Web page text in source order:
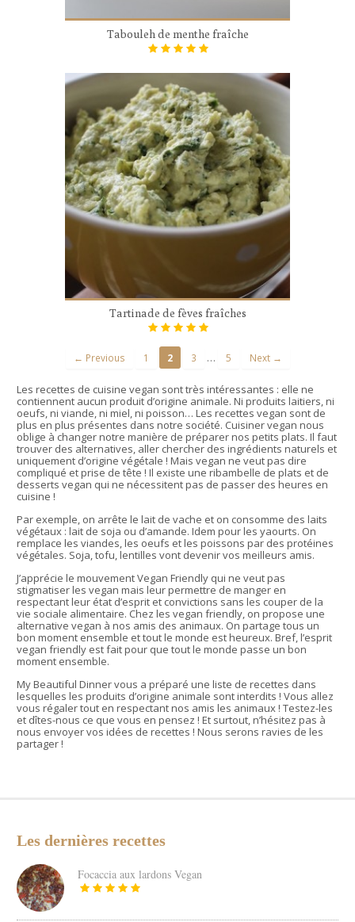
Tabouleh de menthe fraîche
Tartinade de fèves fraîches
← Previous 1 2 3 … 5 Next →
Les recettes de cuisine vegan sont très intéressantes : elle ne
contiennent aucun produit d’origine animale. Ni produits laitiers, ni
oeufs, ni viande, ni miel, ni poisson… Les recettes vegan sont de
plus en plus présentes dans notre société. Cuisiner vegan nous
oblige à changer notre manière de préparer nos petits plats. Il faut
trouver des alternatives, aller chercher des ingrédients naturels et
uniquement d’origine végétale ! Mais vegan ne veut pas dire
compliqué et prise de tête ! Il existe une ribambelle de plats et de
desserts vegan qui ne nécessitent pas de passer des heures en
cuisine !
Par exemple, on arrête le lait de vache et on consomme des laits
végétaux : lait de soja ou d’amande. Idem pour les yaourts. On
remplace les viandes, les oeufs et les poissons par des protéines
végétales. Soja, tofu, lentilles vont devenir vos meilleurs amis.
J’apprécie le mouvement Vegan Friendly qui ne veut pas
stigmatiser les vegan mais leur permettre de manger en
respectant leur état d’esprit et convictions sans les couper de la
vie sociale alimentaire. Chez les vegan friendly, on propose une
alternative vegan à nos amis des animaux. On partage tous un
bon moment ensemble et tout le monde est heureux. Bref, l’esprit
vegan friendly est fait pour que tout le monde passe un bon
moment ensemble.
My Beautiful Dinner vous a préparé une liste de recettes dans
lesquelles les produits d’origine animale sont interdits ! Vous allez
vous régaler tout en respectant nos amis les animaux ! Testez-les
et dîtes-nous ce que vous en pensez ! Et surtout, n’hésitez pas à
nous envoyer vos idées de recettes ! Nous serons ravies de les
partager !
Les dernières recettes
Focaccia aux lardons Vegan